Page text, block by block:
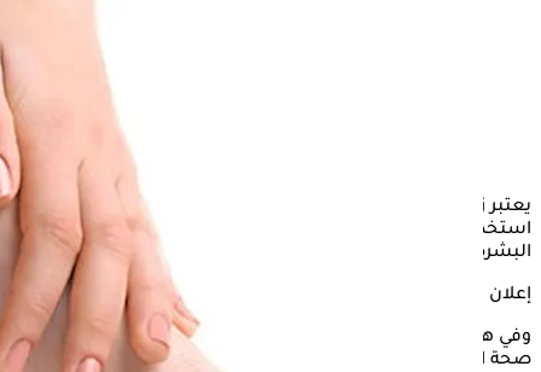
يعتبر زيت الأطفال، من بين أكثر الزيوت التي يفضل الكثيرون،
استخدامهًا وذلك اعتقادًا منهم، عن تأثيرها الإيجابي في ترطيب
البشرة، فما صحة ذلك؟
إعلان
وفي هذا الصدد، يوضح " الكونسلتو"، فوائد زيت الأطفال في تعزيز
صحة البشرة، وذلك حسبما جاء في موقع، " verywellhealth.